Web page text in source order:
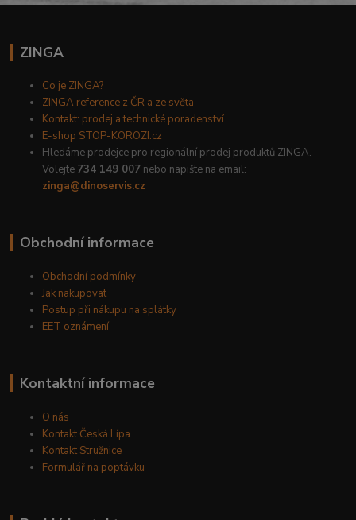
ZINGA
Co je ZINGA?
ZINGA reference z ČR a ze světa
Kontakt: prodej a technické poradenství
E-shop STOP-KOROZI.cz
Hledáme prodejce pro regionální prodej produktů ZINGA.
Volejte 734 149 007 nebo napište na email:
zinga@dinoservis.cz
Obchodní informace
Obchodní podmínky
Jak nakupovat
Postup při nákupu na splátky
EET oznámení
Kontaktní informace
O nás
Kontakt Česká Lípa
Kontakt Stružnice
Formulář na poptávku